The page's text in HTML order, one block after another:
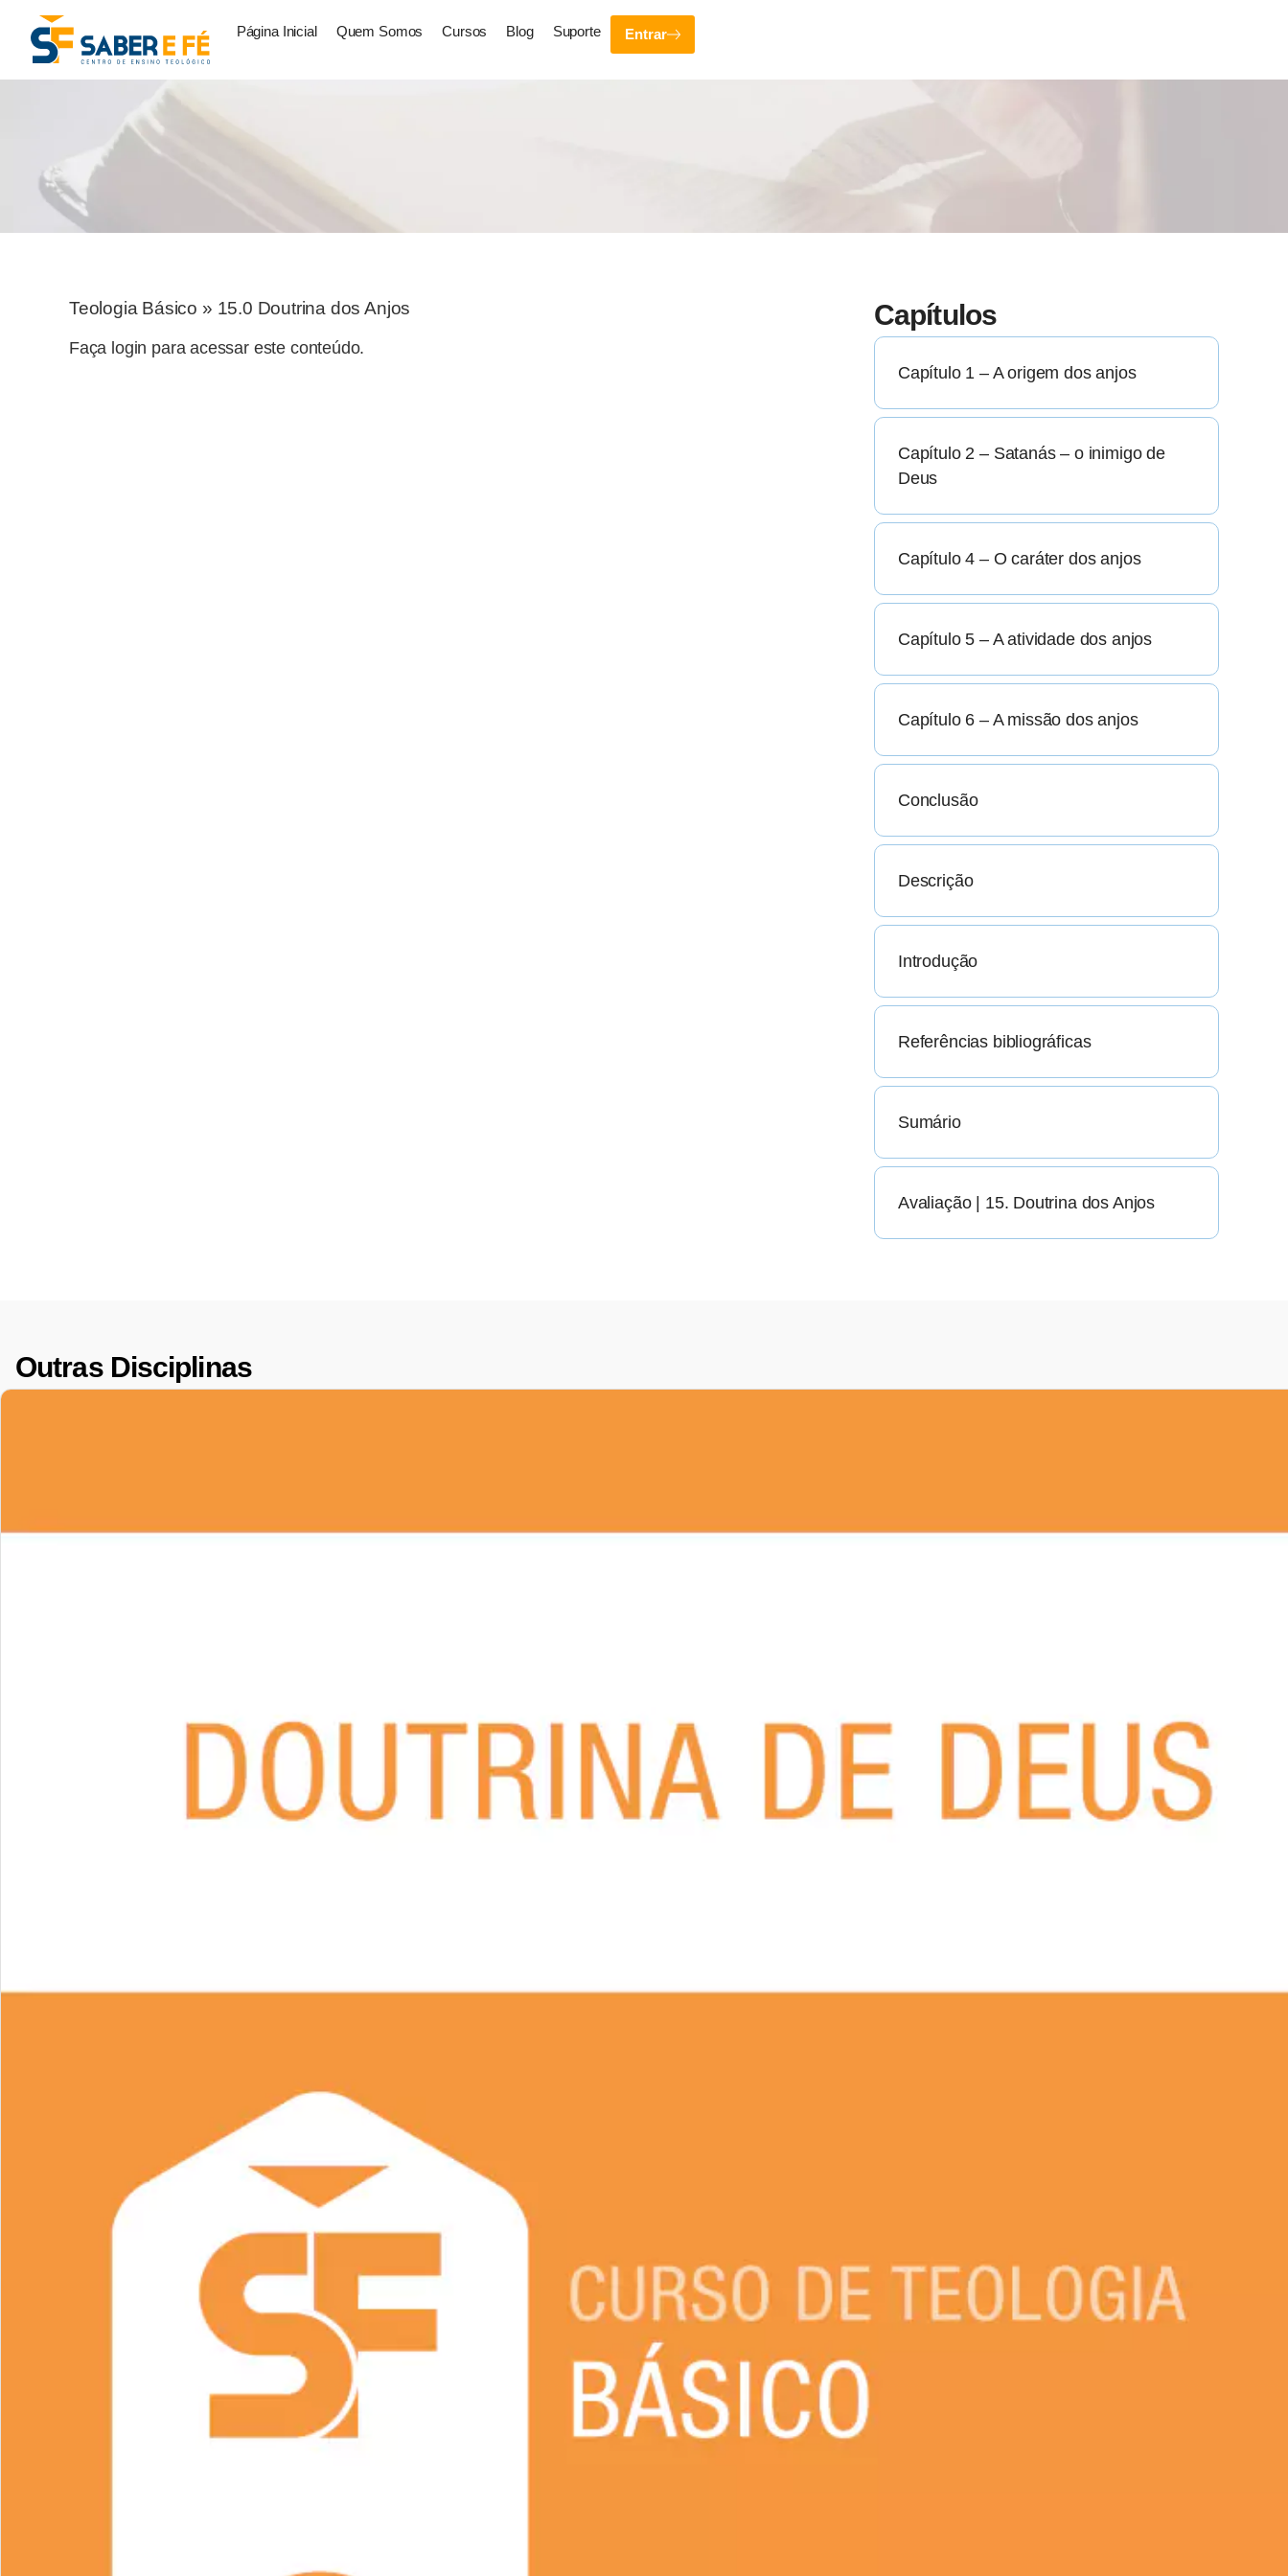
Página Inicial Quem Somos Cursos Blog Suporte Entrar
Teologia Básico » 15.0 Doutrina dos Anjos
Faça login para acessar este conteúdo.
Capítulos
Capítulo 1 – A origem dos anjos
Capítulo 2 – Satanás – o inimigo de
Deus
Capítulo 4 – O caráter dos anjos
Capítulo 5 – A atividade dos anjos
Capítulo 6 – A missão dos anjos
Conclusão
Descrição
Introdução
Referências bibliográficas
Sumário
Avaliação | 15. Doutrina dos Anjos
Outras Disciplinas